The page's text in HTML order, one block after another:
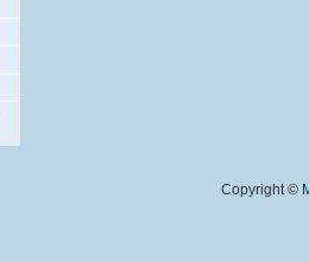
Copyright ©